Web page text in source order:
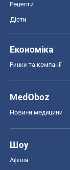
Рецепти
Дієти
Економіка
Ринки та компанії
MedOboz
Новини медицини
Шоу
Афіша